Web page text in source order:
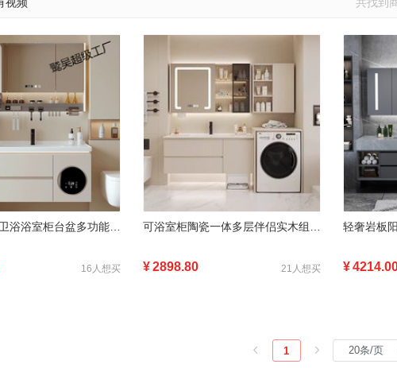
16人想买 ¥2898.80 21人想买 ¥
1